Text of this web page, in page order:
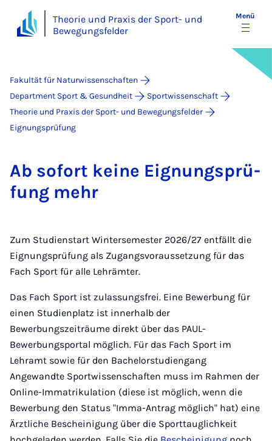
Theorie und Praxis der Sport- und
Bewegungsfelder
Menü
Fakultät für Naturwissenschaften
Department Sport & Gesundheit
Sportwissenschaft
Theorie und Praxis der Sport- und Bewegungsfelder
Eignungsprüfung
Ab so­fort kei­ne Eig­nungs­prü­
fung mehr
Zum Studienstart Wintersemester 2026/27 entfällt die
Eignungsprüfung als Zugangsvoraussetzung für das
Fach Sport für alle Lehrämter.
Das Fach Sport ist zulassungsfrei. Eine Bewerbung für
einen Studienplatz ist innerhalb der
Bewerbungszeiträume direkt über das PAUL-
Bewerbungsportal möglich. Für das Fach Sport im
Lehramt sowie für den Bachelorstudiengang
Angewandte Sportwissenschaften muss im Rahmen der
Online-Immatrikulation (diese ist möglich, wenn die
Bewerbung den Status "Imma-Antrag möglich" hat) eine
Ärztliche Bescheinigung über die Sporttauglichkeit